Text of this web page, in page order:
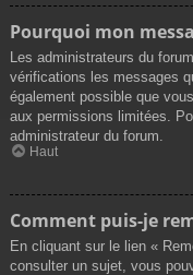
Pourquoi mon
Les administrateurs du
vérifications les messages
également possible que
aux permissions limitées.
administrateur du forum.
Haut
Comment puis-je
En cliquant sur le lien «
consulter un sujet, vous